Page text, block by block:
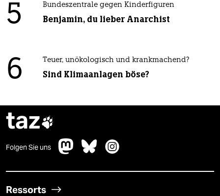
5 Bundeszentrale gegen Kinderfiguren
Benjamin, du lieber Anarchist
6 Teuer, unökologisch und krankmachend?
Sind Klimaanlagen böse?
taz
Folgen Sie uns
Ressorts